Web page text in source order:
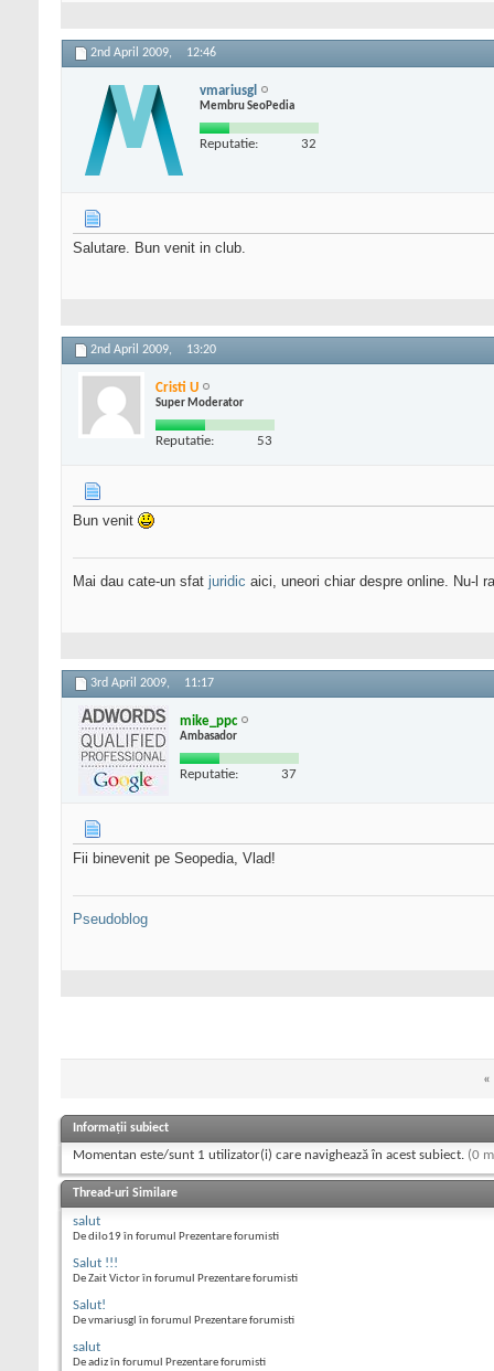
2nd April 2009, 12:46
vmariusgl
Membru SeoPedia
Reputatie: 32
Salutare. Bun venit in club.
2nd April 2009, 13:20
Cristi U
Super Moderator
Reputatie: 53
Bun venit
Mai dau cate-un sfat juridic aici, uneori chiar despre online. Nu-l
3rd April 2009, 11:17
mike_ppc
Ambasador
Reputatie: 37
Fii binevenit pe Seopedia, Vlad!
Pseudoblog
«
Informații subiect
Momentan este/sunt 1 utilizator(i) care navighează în acest subiect. (0
Thread-uri Similare
salut
De dilo19 în forumul Prezentare forumisti
Salut !!!
De Zait Victor în forumul Prezentare forumisti
Salut!
De vmariusgl în forumul Prezentare forumisti
salut
De adiz în forumul Prezentare forumisti